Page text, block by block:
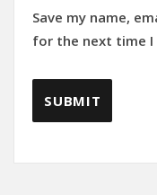
Save my name,
for the next time I